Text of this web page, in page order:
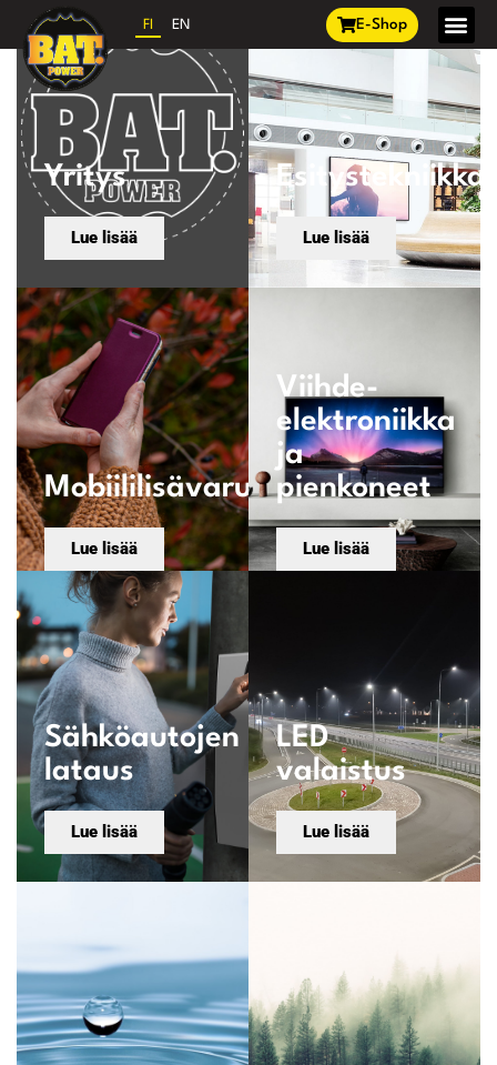
FI EN E-Shop
Yritys
Lue lisää
Esitystekniikka
Lue lisää
Mobiililisävarusteet
Lue lisää
Viihde-
elektroniikka
ja
pienkoneet
Lue lisää
Sähköautojen
lataus
Lue lisää
LED
valaistus
Lue lisää